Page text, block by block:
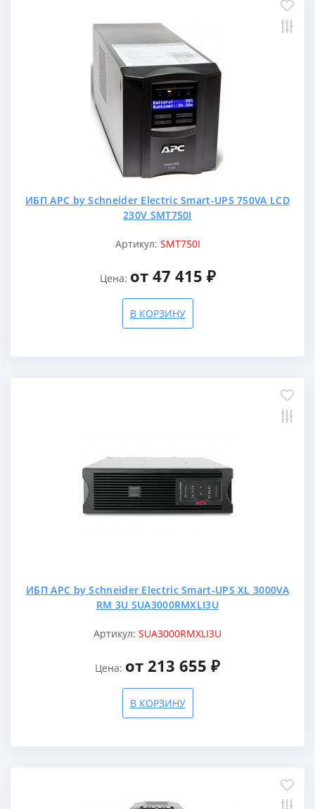
ИБП APC by Schneider Electric Smart-UPS 750VA LCD
230V SMT750I
Артикул: SMT750I
Цена: от 47 415 ₽
В КОРЗИНУ
ИБП APC by Schneider Electric Smart-UPS XL 3000VA
RM 3U SUA3000RMXLI3U
Артикул: SUA3000RMXLI3U
Цена: от 213 655 ₽
В КОРЗИНУ